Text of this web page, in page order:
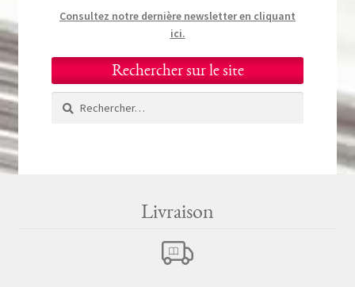
Consultez notre dernière newsletter en cliquant
ici.
Rechercher sur le site
Rechercher :
Livraison